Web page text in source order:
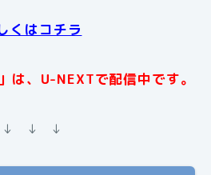
くはコチラ
は、U-NEXTで配信中です。
↓ ↓ ↓